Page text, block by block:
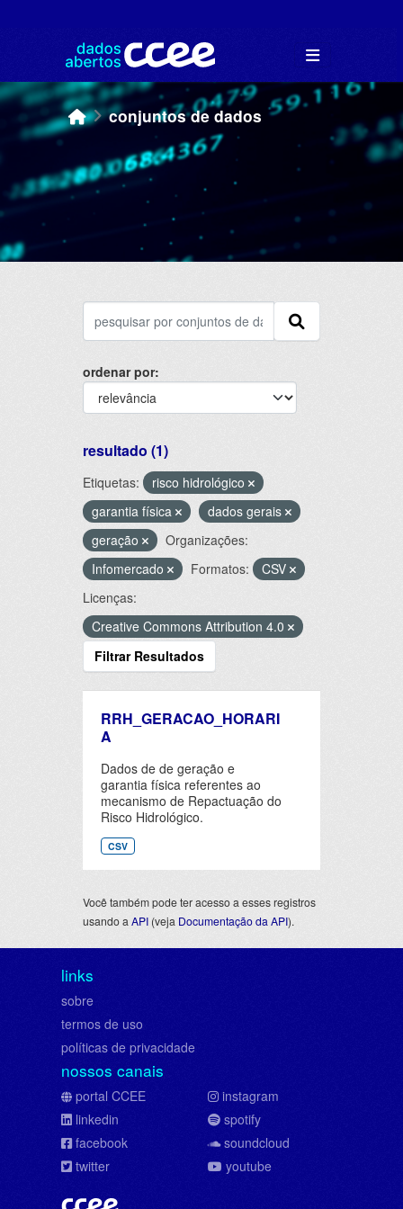
conjuntos de dados
ordenar por
resultado (1)
Etiquetas:
risco hidrológico
garantia física
dados gerais
geração
Organizações:
Infomercado
Formatos:
CSV
Licenças:
Creative Commons Attribution 4.0
Filtrar Resultados
RRH_GERACAO_HORARI
A
Dados de de geração e
garantia física referentes ao
mecanismo de Repactuação do
Risco Hidrológico.
CSV
Você também pode ter acesso a esses registros
usando a API (veja Documentação da API).
links
sobre
termos de uso
políticas de privacidade
nossos canais
portal CCEE
linkedin
facebook
twitter
instagram
spotify
soundcloud
youtube